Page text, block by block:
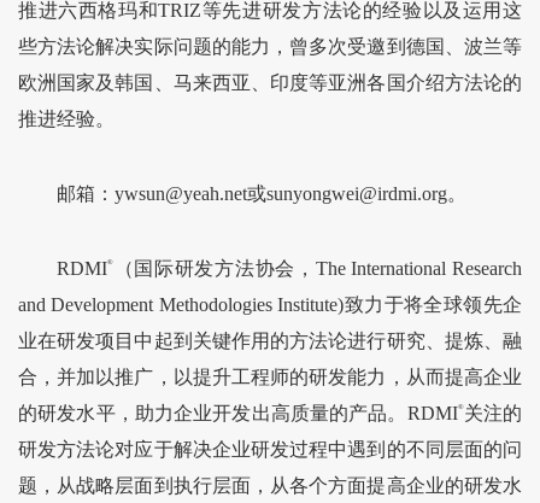
推进六西格玛和TRIZ等先进研发方法论的经验以及运用这
些方法论解决实际问题的能力，曾多次受邀到德国、波兰等
欧洲国家及韩国、马来西亚、印度等亚洲各国介绍方法论的
推进经验。
邮箱：ywsun@yeah.net或sunyongwei@irdmi.org。
RDMI®
（国际研发方法协会，The International Research
and Development Methodologies Institute)致力于将全球领先企
业在研发项目中起到关键作用的方法论进行研究、提炼、融
合，并加以推广，以提升工程师的研发能力，从而提高企业
的研发水平，助力企业开发出高质量的产品。RDMI®关注的
研发方法论对应于解决企业研发过程中遇到的不同层面的问
题，从战略层面到执行层面，从各个方面提高企业的研发水